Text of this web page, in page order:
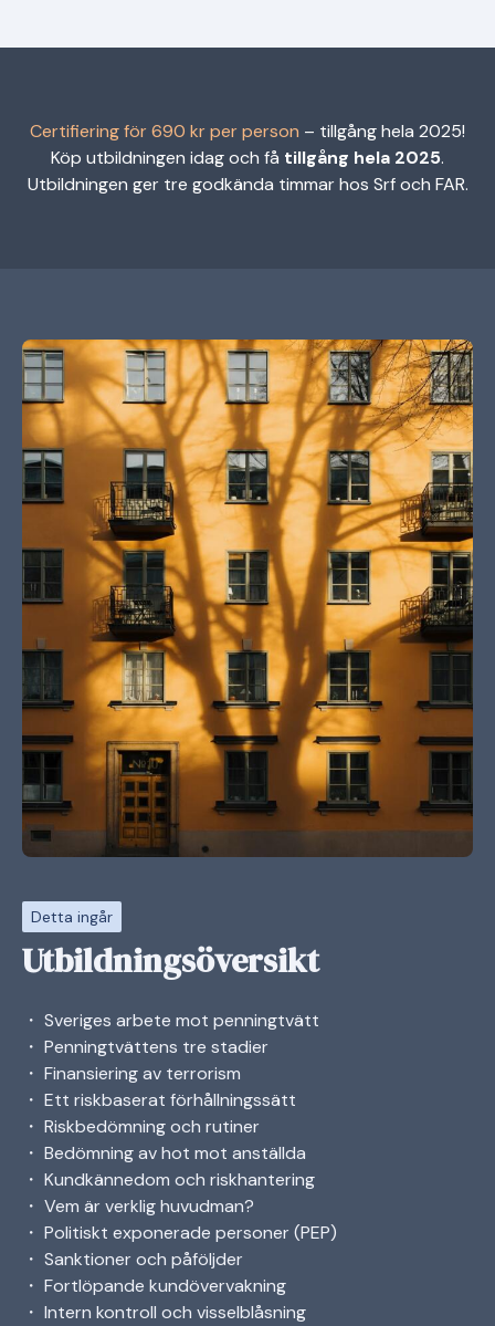
Certifiering för 690 kr per person – tillgång hela 2025!
Köp utbildningen idag och få tillgång hela 2025.
Utbildningen ger tre godkända timmar hos Srf och FAR.
Detta ingår
Utbildningsöversikt
・ Sveriges arbete mot penningtvätt
・ Penningtvättens tre stadier
・ Finansiering av terrorism
・ Ett riskbaserat förhållningssätt
・ Riskbedömning och rutiner
・ Bedömning av hot mot anställda
・ Kundkännedom och riskhantering
・ Vem är verklig huvudman?
・ Politiskt exponerade personer (PEP)
・ Sanktioner och påföljder
・ Fortlöpande kundövervakning
・ Intern kontroll och visselblåsning